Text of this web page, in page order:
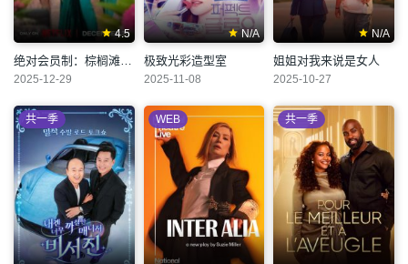
4.5
2025-12-29
N/A
极致光彩造型室
2025-11-08
N/A
姐姐对我来说是女人
2025-10-27
共一季 WEB 共一季